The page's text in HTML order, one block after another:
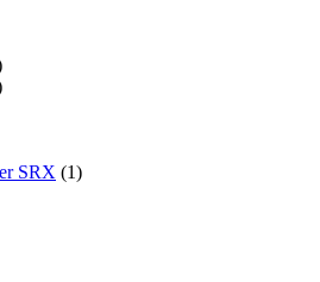
SRX (1)